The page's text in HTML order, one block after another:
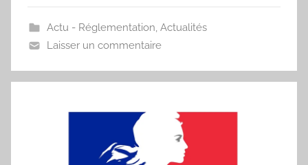
Actu - Réglementation, Actualités
Laisser un commentaire